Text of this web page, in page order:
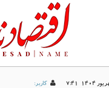
کاربر: